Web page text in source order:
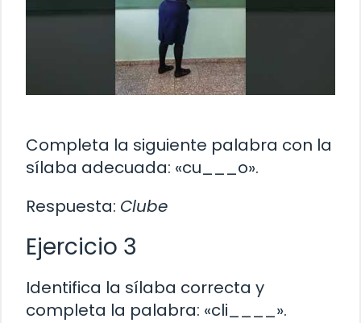
Completa la siguiente palabra con la
sílaba adecuada: «cu___o».
Respuesta: Clube
Ejercicio 3
Identifica la sílaba correcta y
completa la palabra: «cli____».